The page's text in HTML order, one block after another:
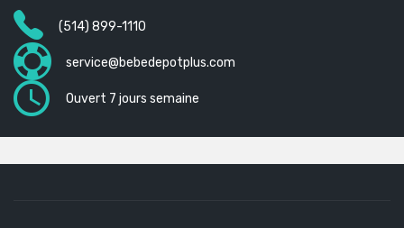
(514) 899-1110
service@bebedepotplus.com
Ouvert 7 jours semaine